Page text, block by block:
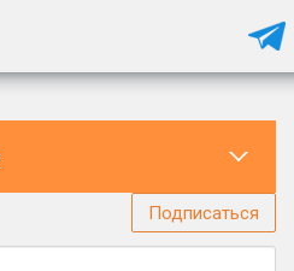
Подписаться